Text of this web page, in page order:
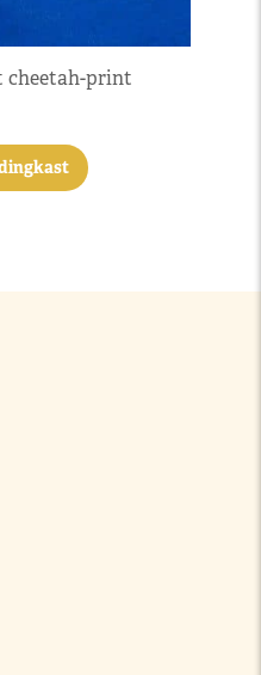
cheetah-print